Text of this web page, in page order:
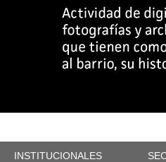
INSTITUCIONALES